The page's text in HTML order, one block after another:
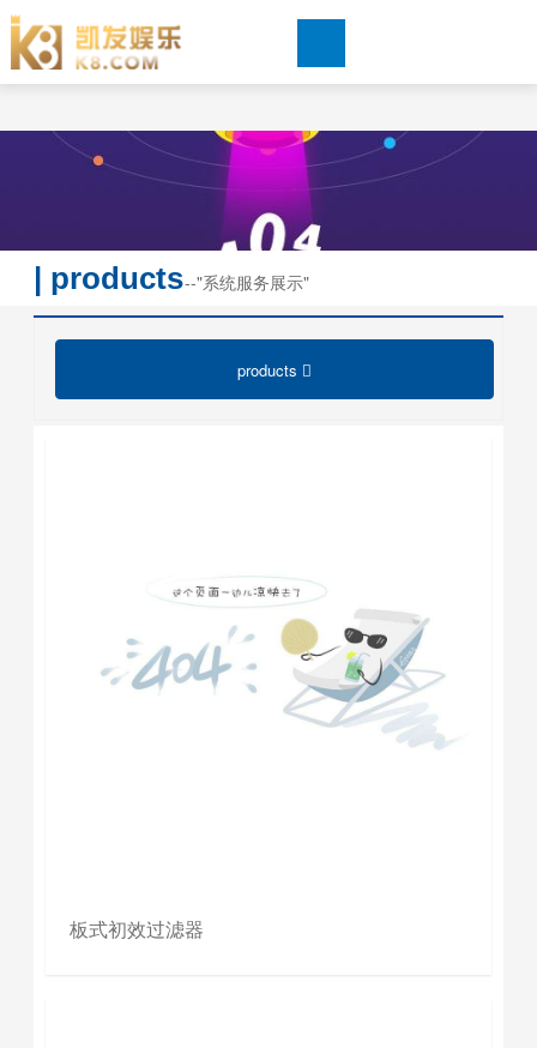
高效过滤器-pg娱乐游戏官网
关于金光
新闻中心
pg电子娱乐平台赏金女王的招贤纳士
下载中心
| products--"系统服务展示"
products 
板式初效过滤器